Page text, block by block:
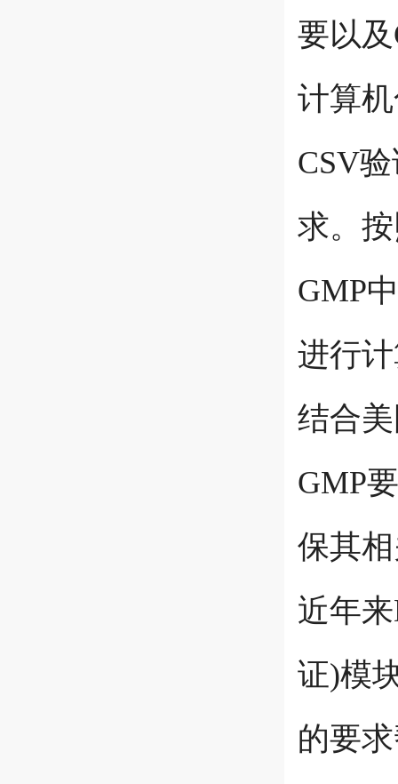
要以
计算
CSV
求。按
GMP
进行
结合
GMP
保其
近年
证)模
的要